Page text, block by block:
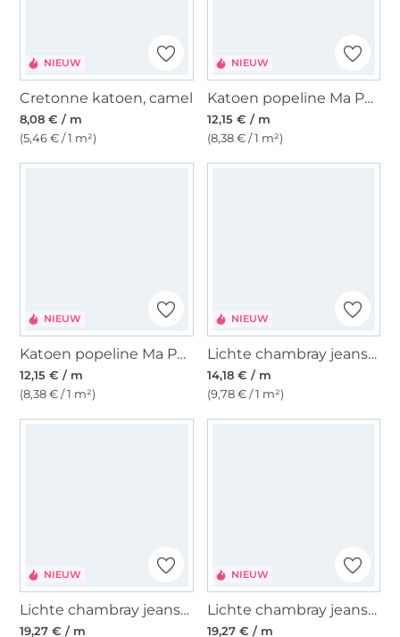
NIEUW
Cretonne katoen, camel
8,08 € / m
(5,46 € / 1 m²)
NIEUW
Katoen popeline Ma Petite Fleur, grijsblauw
12,15 € / m
(8,38 € / 1 m²)
NIEUW
Katoen popeline Ma Petite Fleur, gebroken wit
12,15 € / m
(8,38 € / 1 m²)
NIEUW
Lichte chambray jeansstof Denim Flowers
14,18 € / m
(9,78 € / 1 m²)
NIEUW
Lichte chambray jeansstof Embroidery, camel
19,27 € / m
NIEUW
Lichte chambray jeansstof Embroidery, donkerrood
19,27 € / m